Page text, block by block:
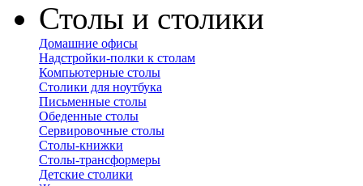
Столы и столики
Домашние офисы
Надстройки-полки к столам
Компьютерные столы
Столики для ноутбука
Письменные столы
Обеденные столы
Сервировочные столы
Столы-книжки
Столы-трансформеры
Детские столики